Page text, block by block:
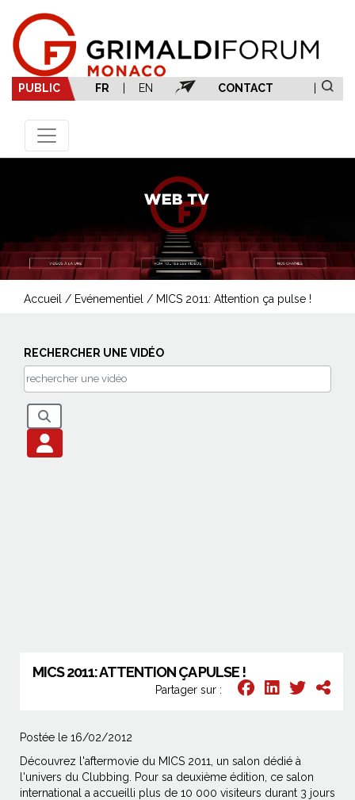
PUBLIC FR EN CONTACT
Accueil / Evénementiel / MICS 2011: Attention ça pulse !
RECHERCHER UNE VIDÉO
MICS 2011: ATTENTION ÇA PULSE !
Partager sur :
Postée le 16/02/2012
Découvrez l'aftermovie du MICS 2011, un salon dédié à
l'univers du Clubbing. Pour sa deuxième édition, ce salon
international a accueilli plus de 10 000 visiteurs durant 3 jours